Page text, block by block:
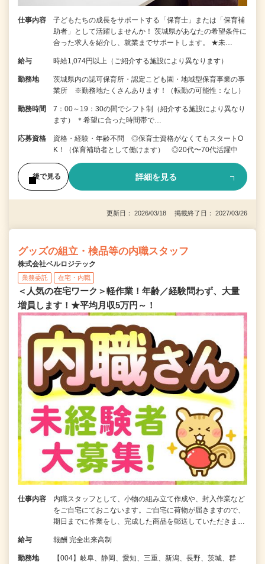
仕事内容
子どもたちの成長をサポートする「保育士」または「保育補
助者」として活躍しませんか！ 茨城県があなたの希望条件に
合った求人を紹介し、就業までサポートします。 ★未…
給与 時給1,074円以上（ご紹介する施設により異なります）
勤務地
茨城県内の認可保育所・認定こども園・地域型保育事業の事
業所 ※勤務地たくさんあります！（転勤の可能性：なし）
勤務時間
7：00～19：30の間でシフト制（紹介する施設により異なり
ます） ＊希望に合った時間帯で…
応募資格
資格・経験・年齢不問 ◎保育士資格がなくてもスタートO
K！（保育補助者として働けます） ◎20代〜70代活躍中
後で見る 詳細を見る
更新日： 2026/03/18 掲載終了日： 2027/03/26
グッズの組立・検品等の内職スタッフ
株式会社ベルロジテック
業務委託 在宅・内職
＜人気の在宅ワーク＞軽作業！年齢／経験問わず、大量
増員します！★平均月収5万円～！
仕事内容
内職スタッフとして、小物の組み立て作成や、封入作業など
をご自宅にておこないます。ご自宅に荷物が届きますので、
期日までに作業をし、完成した商品を郵送していただきま…
給与 報酬 完全出来高制
勤務地
【004】岐阜、静岡、愛知、三重、新潟、長野、茨城、群